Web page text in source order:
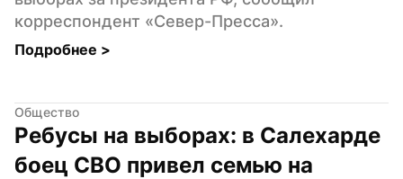
корреспондент «Север-Пресса».
Подробнее >
Общество
Ребусы на выборах: в Салехарде
боец СВО привел семью на